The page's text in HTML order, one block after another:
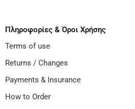
Πληροφορίες & Όροι Χρήσης
Terms of use
Returns / Changes
Payments & Insurance
How to Order